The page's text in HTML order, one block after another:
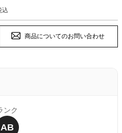
込
商品についてのお問い合わせ
ンク
AB